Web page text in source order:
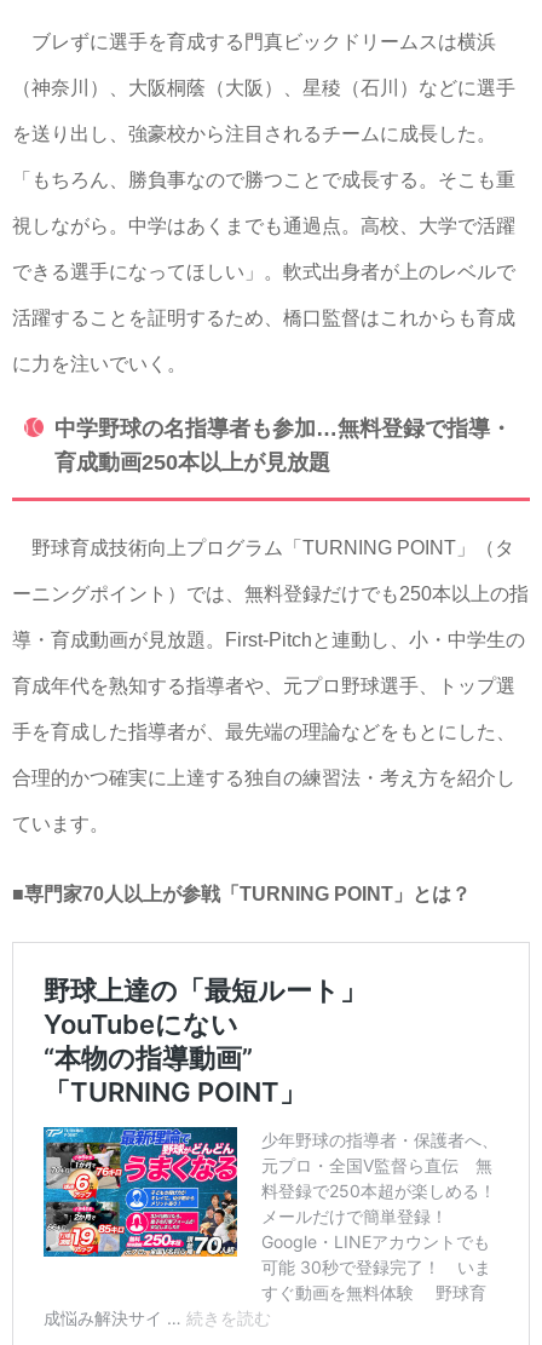
ブレずに選手を育成する門真ビックドリームスは横浜
（神奈川）、大阪桐蔭（大阪）、星稜（石川）などに選手
を送り出し、強豪校から注目されるチームに成長した。
「もちろん、勝負事なので勝つことで成長する。そこも重
視しながら。中学はあくまでも通過点。高校、大学で活躍
できる選手になってほしい」。軟式出身者が上のレベルで
活躍することを証明するため、橋口監督はこれからも育成
に力を注いでいく。
中学野球の名指導者も参加…無料登録で指導・
育成動画250本以上が見放題
野球育成技術向上プログラム「TURNING POINT」（タ
ーニングポイント）では、無料登録だけでも250本以上の指
導・育成動画が見放題。First-Pitchと連動し、小・中学生の
育成年代を熟知する指導者や、元プロ野球選手、トップ選
手を育成した指導者が、最先端の理論などをもとにした、
合理的かつ確実に上達する独自の練習法・考え方を紹介し
ています。
■専門家70人以上が参戦「TURNING POINT」とは？